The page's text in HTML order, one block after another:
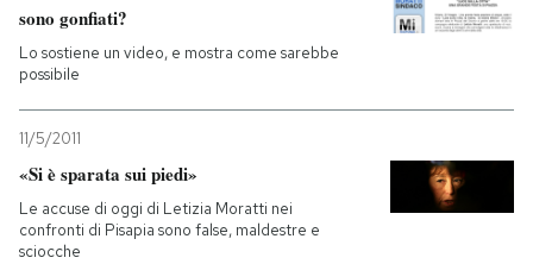
sono gonfiati?
Lo sostiene un video, e mostra come sarebbe
possibile
11/5/2011
«Si è sparata sui piedi»
Le accuse di oggi di Letizia Moratti nei
confronti di Pisapia sono false, maldestre e
sciocche